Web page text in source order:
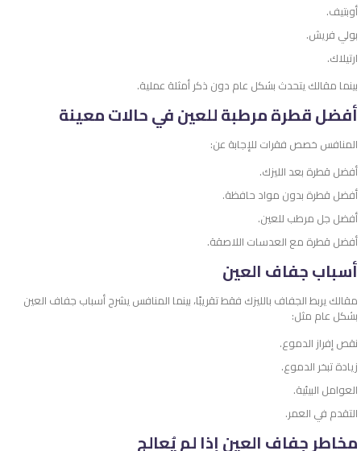
أوبتيف.
بولي فريش.
ارتيلاك.
بينما مقالك يتحدث بشكل عام دون ذكر أمثلة عملية.
أفضل قطرة مرطبة للعين في حالات معينة
المنافس خصص فقرات للإجابة عن:
أفضل قطرة بعد الليزك.
أفضل قطرة بدون مواد حافظة.
أفضل جل مرطب للعين.
أفضل قطرة مع العدسات اللاصقة.
أسباب جفاف العين
مقالك يربط الجفاف بالليزك فقط تقريبًا، بينما المنافس يشرح أسباب جفاف العين
بشكل عام مثل:
نقص إفراز الدموع.
زيادة تبخر الدموع.
العوامل البيئية.
التقدم في العمر.
مخاطر جفاف العين إذا لم يُعالج